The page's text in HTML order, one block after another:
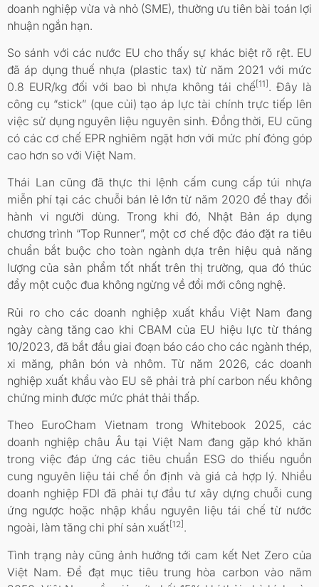
doanh nghiệp vừa và nhỏ (SME), thường ưu tiên bài toán lợi
nhuận ngắn hạn.
So sánh với các nước EU cho thấy sự khác biệt rõ rệt. EU
đã áp dụng thuế nhựa (plastic tax) từ năm 2021 với mức
0.8 EUR/kg đối với bao bì nhựa không tái chế[11] . Đây là
công cụ “stick” (que củi) tạo áp lực tài chính trực tiếp lên
việc sử dụng nguyên liệu nguyên sinh. Đồng thời, EU cũng
có các cơ chế EPR nghiêm ngặt hơn với mức phí đóng góp
cao hơn so với Việt Nam.
Thái Lan cũng đã thực thi lệnh cấm cung cấp túi nhựa
miễn phí tại các chuỗi bán lẻ lớn từ năm 2020 để thay đổi
hành vi người dùng. Trong khi đó, Nhật Bản áp dụng
chương trình “Top Runner”, một cơ chế độc đáo đặt ra tiêu
chuẩn bắt buộc cho toàn ngành dựa trên hiệu quả năng
lượng của sản phẩm tốt nhất trên thị trường, qua đó thúc
đẩy một cuộc đua không ngừng về đổi mới công nghệ.
Rủi ro cho các doanh nghiệp xuất khẩu Việt Nam đang
ngày càng tăng cao khi CBAM của EU hiệu lực từ tháng
10/2023, đã bắt đầu giai đoạn báo cáo cho các ngành thép,
xi măng, phân bón và nhôm. Từ năm 2026, các doanh
nghiệp xuất khẩu vào EU sẽ phải trả phí carbon nếu không
chứng minh được mức phát thải thấp.
Theo EuroCham Vietnam trong Whitebook 2025, các
doanh nghiệp châu Âu tại Việt Nam đang gặp khó khăn
trong việc đáp ứng các tiêu chuẩn ESG do thiếu nguồn
cung nguyên liệu tái chế ổn định và giá cả hợp lý. Nhiều
doanh nghiệp FDI đã phải tự đầu tư xây dựng chuỗi cung
ứng ngược hoặc nhập khẩu nguyên liệu tái chế từ nước
ngoài, làm tăng chi phí sản xuất[12] .
Tình trạng này cũng ảnh hưởng tới cam kết Net Zero của
Việt Nam. Để đạt mục tiêu trung hòa carbon vào năm